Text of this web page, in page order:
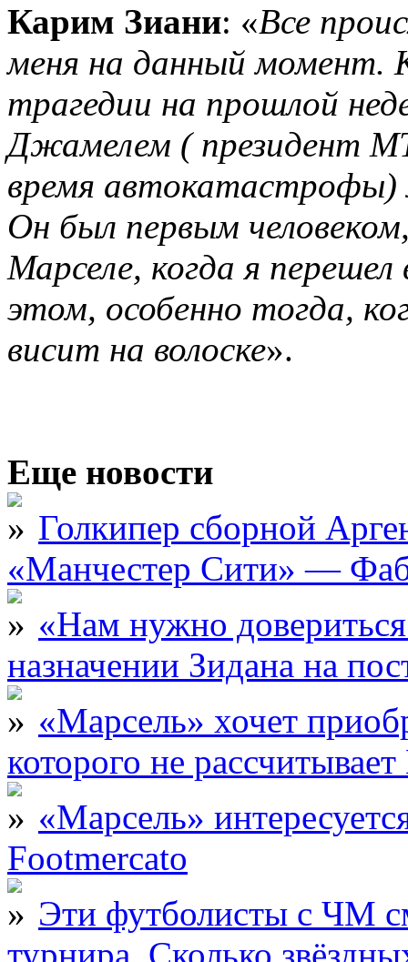
Карим Зиани: «Все
меня на данный момент.
трагедии на прошлой
Джамелем ( президент
время автокатастрофы)
Он был первым
Марселе, когда я
этом, особенно тогда,
висит на волоске».
Еще новости
Голкипер сборной
«Манчестер Сити» —
«Нам нужно
назначении Зидана на
«Марсель» хочет
которого не
«Марсель»
Footmercato
Эти футболисты с ЧМ
турнира. Сколько